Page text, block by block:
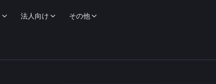
法人向け その他